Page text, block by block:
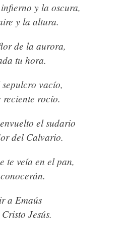
y la oscura,
y la altura.
de la aurora,
tu hora.
vacío,
rocío.
el sudario
del Calvario.
te veía en el pan,
a Emaús
Jesús.